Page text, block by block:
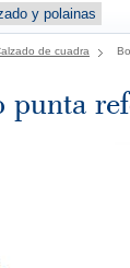
y polainas
de cuadra